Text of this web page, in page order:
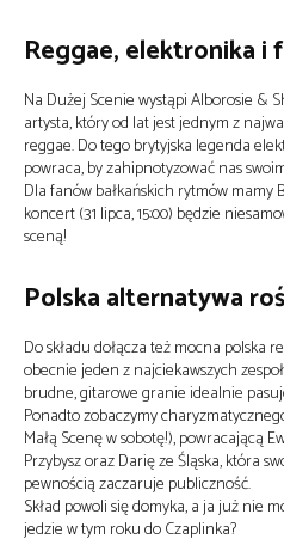
Reggae, elektronika i
Na Dużej Scenie wystąpiAlborosie &
artysta, który od lat jest jednym z
reggae. Do tego brytyjska legenda
powraca, by zahipnotyzować nas
Dla fanów bałkańskich rytmów mamy
koncert (31 lipca, 15:00) będzie
sceną!
Polska alternatywa
Do składu dołącza też mocna polska
obecnie jeden z najciekawszych
brudne, gitarowe granie idealnie
Ponadto zobaczymy
Małą Scenę w sobotę!), powracającą
PrzybyszorazDarię ze Śląska, która
pewnością zaczaruje publiczność.
Skład powoli się domyka, a ja już nie
jedzie w tym roku do Czaplinka?